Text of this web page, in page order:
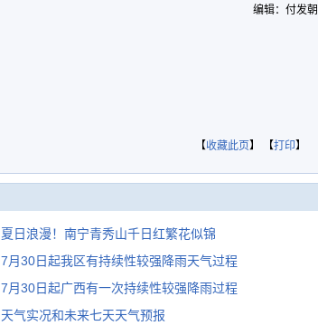
编辑：付发朝
【收藏此页】 【打印】
夏日浪漫！南宁青秀山千日红繁花似锦
7月30日起我区有持续性较强降雨天气过程
7月30日起广西有一次持续性较强降雨过程
天气实况和未来七天天气预报